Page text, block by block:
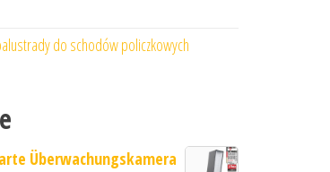
do schodów policzkowych
Überwachungskamera